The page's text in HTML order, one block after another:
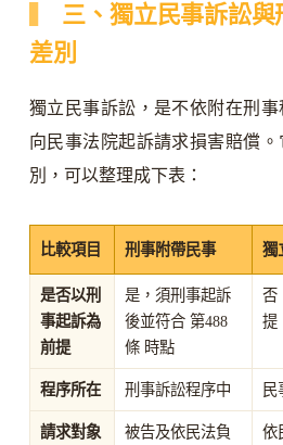
三、獨立民事訴訟
差別
獨立民事訴訟，是不依附在刑
向民事法院起訴請求損害賠償
別，可以整理成下表：
比較項目 刑事附帶民事 獨
是否以刑
事起訴為
前提
是，須刑事起訴
後並符合 第488
條 時點
否
提
程序所在 刑事訴訟程序中 民
請求對象
被告及依民法負
依